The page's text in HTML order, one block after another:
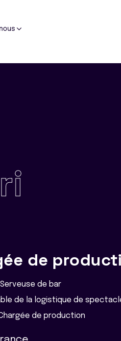
de
de bar
de la logistique de
de production